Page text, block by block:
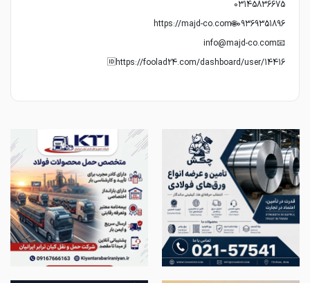
🆔https://foolad24.com/dashboard/user/14416